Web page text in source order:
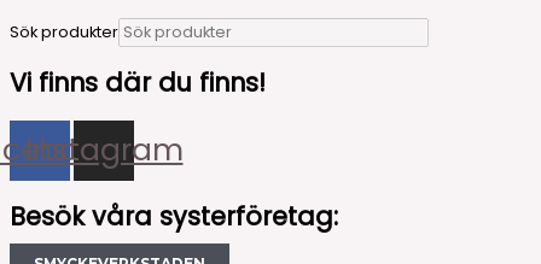
Sök produkter
Vi finns där du finns!
Instagram
Besök våra systerföretag: